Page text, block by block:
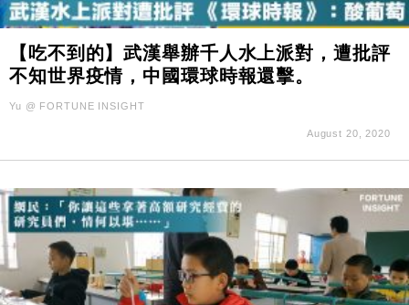
【吃不到的】武漢舉辦千人水上派對，遭批評
不知世界疫情，中國環球時報還擊。
Yu @ FORTUNE INSIGHT
August 20, 2020